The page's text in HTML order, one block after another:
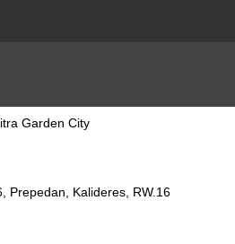
Garden City
Prepedan, Kalideres, RW.16